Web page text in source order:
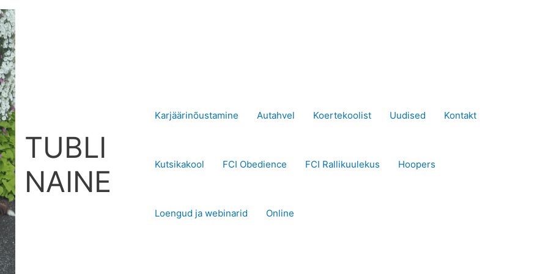
TUBLI
NAINE
Karjäärinõustamine Autahvel Koertekoolist Uudised Kontakt
Kutsikakool FCI Obedience FCI Rallikuulekus Hoopers
Loengud ja webinarid Online